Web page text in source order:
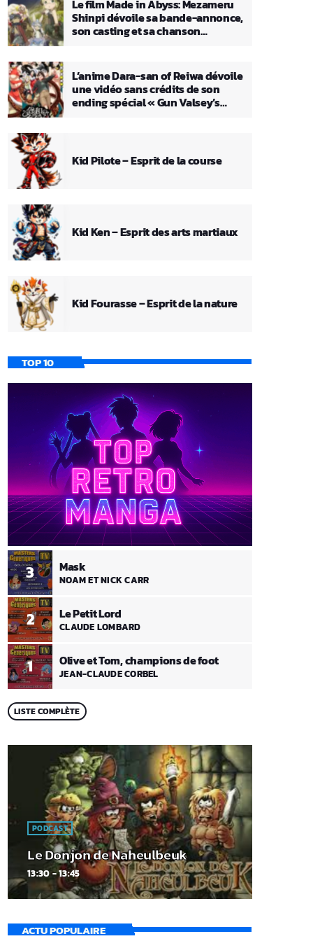
Le film Made in Abyss: Mezameru
Shinpi dévoile sa bande-annonce,
son casting et sa chanson
L’anime Dara-san of Reiwa dévoile
une vidéo sans crédits de son
ending spécial « Gun Valsey’s
Kid Pilote – Esprit de la course
Kid Ken – Esprit des arts martiaux
Kid Fourasse – Esprit de la nature
TOP 10
1 Olive et Tom, champions de foot
JEAN-CLAUDE CORBEL
2 Le Petit Lord
CLAUDE LOMBARD
3 Mask
NOAM ET NICK CARR
LISTE COMPLÈTE
PODCAST
Le Donjon de Naheulbeuk
13:30 - 13:45
ACTU POPULAIRE